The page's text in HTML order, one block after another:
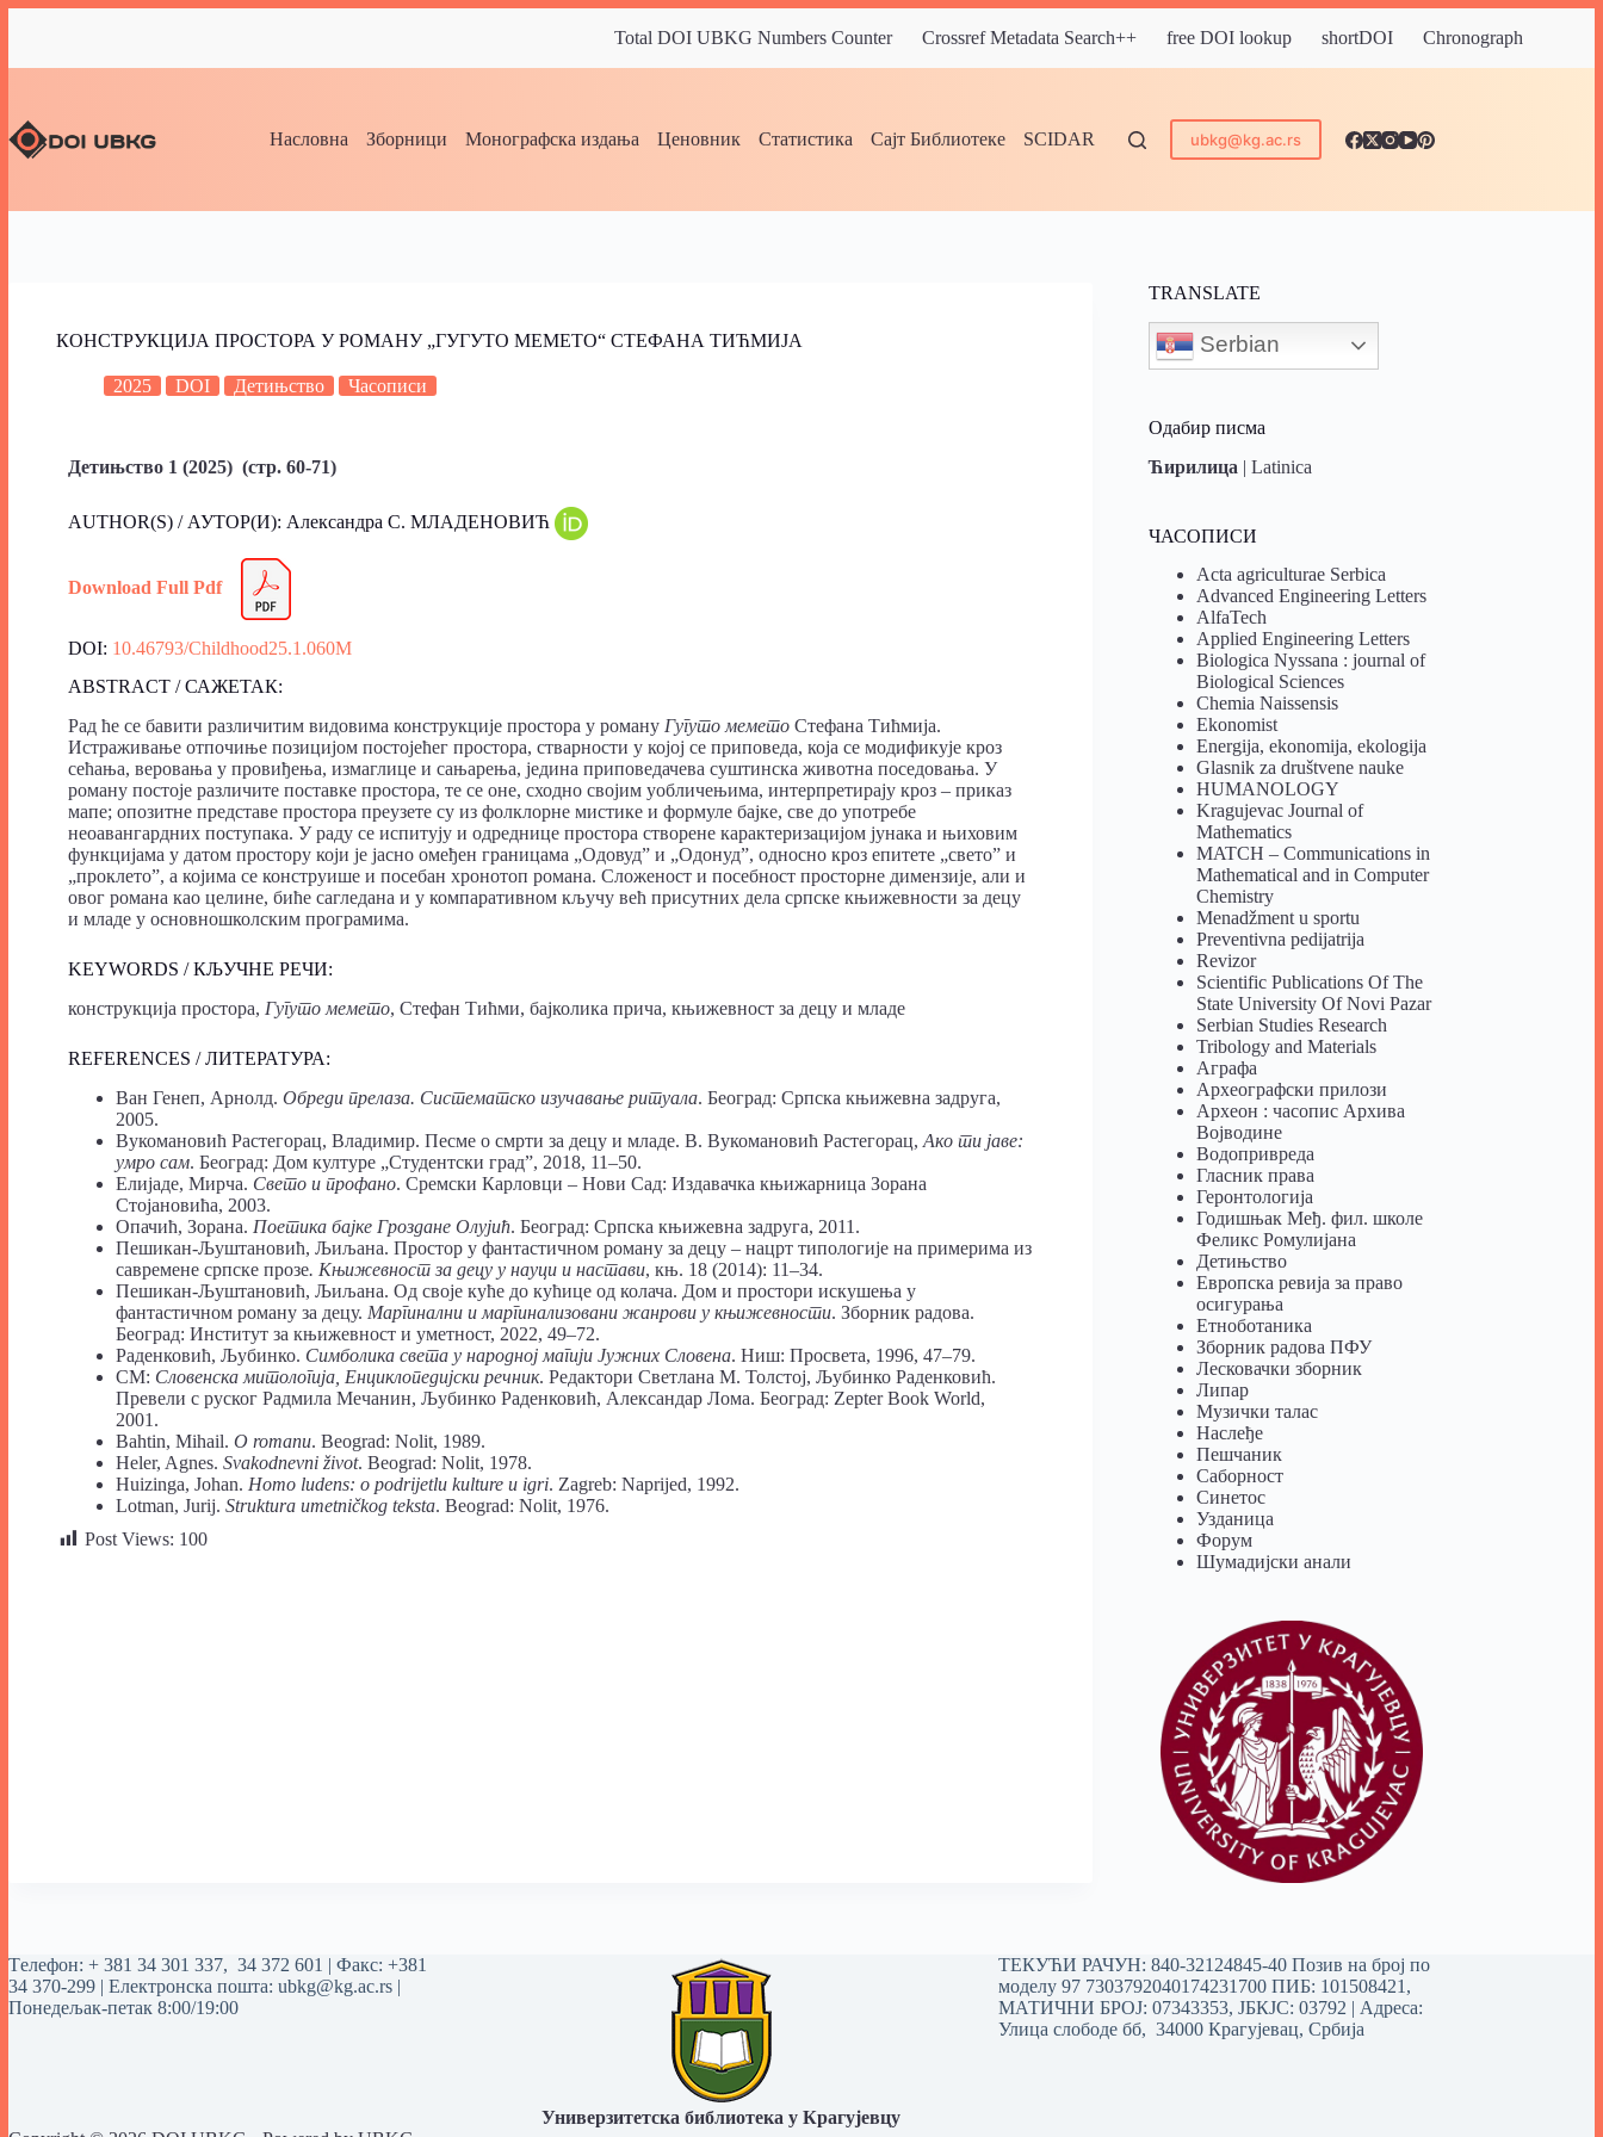
Total DOI UBKG Numbers Counter Crossref Metadata Search++ free DOI lookup shortDOI Chronograph
Насловна Зборници Монографска издања Ценовник Статистика Сајт Библиотеке SCIDAR ubkg@kg.ac.rs
КОНСТРУКЦИЈА ПРОСТОРА У РОМАНУ „ГУГУТО МЕМЕТО“ СТЕФАНА ТИЋМИЈА
2025 DOI Детињство Часописи
Детињство 1 (2025) (стр. 60-71)
AUTHOR(S) / АУТОР(И): Александра С. МЛАДЕНОВИЋ
Download Full Pdf
DOI: 10.46793/Childhood25.1.060M
ABSTRACT / САЖЕТАК:
Рад ће се бавити различитим видовима конструкције простора у роману Гугуто мемето Стефана Тићмија.
Истраживање отпочиње позицијом постојећег простора, стварности у којој се приповеда, која се модификује кроз
сећања, веровања у провиђења, измаглице и сањарења, једина приповедачева суштинска животна поседовања. У
роману постоје различите поставке простора, те се оне, сходно својим уобличењима, интерпретирају кроз – приказ
мапе; опозитне представе простора преузете су из фолклорне мистике и формуле бајке, све до употребе
неоавангардних поступака. У раду се испитују и одреднице простора створене карактеризацијом јунака и њиховим
функцијама у датом простору који је јасно омеђен границама „Одовуд” и „Одонуд”, односно кроз епитете „свето” и
„проклето”, а којима се конструише и посебан хронотоп романа. Сложеност и посебност просторне димензије, али и
овог романа као целине, биће сагледана и у компаративном кључу већ присутних дела српске књижевности за децу
и младе у основношколским програмима.
KEYWORDS / КЉУЧНЕ РЕЧИ:
конструкција простора, Гугуто мемето, Стефан Тићми, бајколика прича, књижевност за децу и младе
REFERENCES / ЛИТЕРАТУРА:
Ван Генеп, Арнолд. Обреди прелаза. Систематско изучавање ритуала. Београд: Српска књижевна задруга,
2005.
Вукомановић Растегорац, Владимир. Песме о смрти за децу и младе. В. Вукомановић Растегорац, Ако ти јаве:
умро сам. Београд: Дом културе „Студентски град”, 2018, 11–50.
Елијаде, Мирча. Свето и профано. Сремски Карловци – Нови Сад: Издавачка књижарница Зорана
Стојановића, 2003.
Опачић, Зорана. Поетика бајке Гроздане Олујић. Београд: Српска књижевна задруга, 2011.
Пешикан-Љуштановић, Љиљана. Простор у фантастичном роману за децу – нацрт типологије на примерима из
савремене српске прозе. Књижевност за децу у науци и настави, књ. 18 (2014): 11–34.
Пешикан-Љуштановић, Љиљана. Од своје куће до кућице од колача. Дом и простори искушења у
фантастичном роману за децу. Маргинални и маргинализовани жанрови у књижевности. Зборник радова.
Београд: Институт за књижевност и уметност, 2022, 49–72.
Раденковић, Љубинко. Симболика света у народној магији Јужних Словена. Ниш: Просвета, 1996, 47–79.
СМ: Словенска митологија, Енциклопедијски речник. Редактори Светлана М. Толстој, Љубинко Раденковић.
Превели с руског Радмила Мечанин, Љубинко Раденковић, Александар Лома. Београд: Zepter Book World,
2001.
Bahtin, Mihail. O romanu. Beograd: Nolit, 1989.
Heler, Agnes. Svakodnevni život. Beograd: Nolit, 1978.
Huizinga, Johan. Homo ludens: o podrijetlu kulture u igri. Zagreb: Naprijed, 1992.
Lotman, Jurij. Struktura umetničkog teksta. Beograd: Nolit, 1976.
Post Views: 100
TRANSLATE
Serbian
Одабир писма
Ћирилица |Latinica
ЧАСОПИСИ
Acta agriculturae Serbica
Advanced Engineering Letters
AlfaTech
Applied Engineering Letters
Biologica Nyssana : journal of
Biological Sciences
Chemia Naissensis
Ekonomist
Energija, ekonomija, ekologija
Glasnik za društvene nauke
HUMANOLOGY
Kragujevac Journal of
Mathematics
MATCH – Communications in
Mathematical and in Computer
Chemistry
Menadžment u sportu
Preventivna pedijatrija
Revizor
Scientific Publications Of The
State University Of Novi Pazar
Serbian Studies Research
Tribology and Materials
Аграфа
Археографски прилози
Археон : часопис Архива
Војводине
Водопривреда
Гласник права
Геронтологија
Годишњак Међ. фил. школе
Феликс Ромулијана
Детињство
Европска ревија за право
осигурања
Eтноботаника
Зборник радова ПФУ
Лесковачки зборник
Липар
Музички талас
Наслеђе
Пешчаник
Саборност
Синетос
Узданица
Форум
Шумадијски анали
Tелефон: + 381 34 301 337, 34 372 601 | Факс: +381
34 370-299 | Електронска пошта: ubkg@kg.ac.rs |
Понедељак-петак 8:00/19:00
Универзитетска библиотека у Крагујевцу
ТЕКУЋИ РАЧУН: 840-32124845-40 Позив на број по
моделу 97 7303792040174231700ПИБ: 101508421,
МАТИЧНИ БРОЈ: 07343353, ЈБКЈС: 03792 | Aдреса:
Улица слободе бб, 34000 Крагујевац, Србија